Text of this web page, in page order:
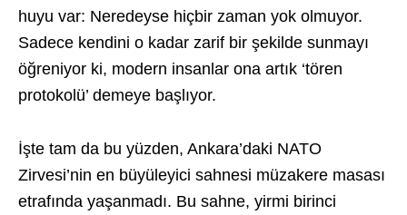
huyu var: Neredeyse hiçbir zaman yok olmuyor.
Sadece kendini o kadar zarif bir şekilde sunmayı
öğreniyor ki, modern insanlar ona artık ‘tören
protokolü’ demeye başlıyor.
İşte tam da bu yüzden, Ankara’daki NATO
Zirvesi’nin en büyüleyici sahnesi müzakere masası
etrafında yaşanmadı. Bu sahne, yirmi birinci